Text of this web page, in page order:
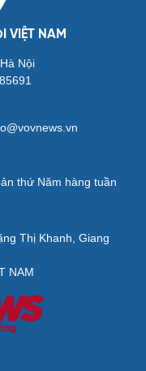
VIỆT NAM
Nội
thứ Năm hàng tuần
Thị Khanh, Giang
NAM